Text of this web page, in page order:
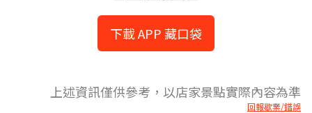
下載 APP 藏口袋
上述資訊僅供參考，以店家景點實際內容為準
回報歇業/錯誤